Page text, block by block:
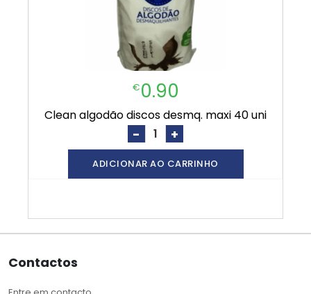
€0.90
clean algodão discos desmq. maxi 40 uni
- +
ADICIONAR AO CARRINHO
Contactos